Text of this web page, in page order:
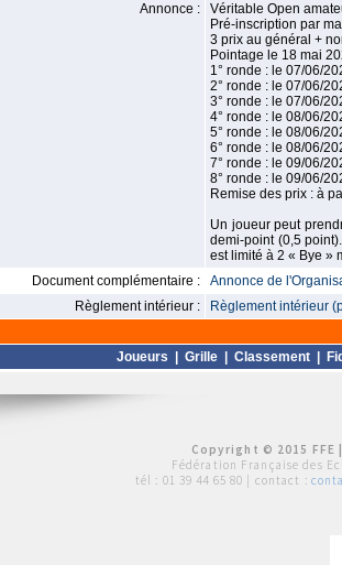
Annonce :
Véritable Open
Pré-inscription par
3 prix au général +
Pointage le 18 mai
1° ronde : le 07/06/
2° ronde : le 07/06/
3° ronde : le 07/06/
4° ronde : le 08/06/
5° ronde : le 08/06/
6° ronde : le 08/06/
7° ronde : le 09/06/
8° ronde : le 09/06/
Remise des prix : à
Un joueur peut
demi-point (0,5
est limité à 2 « Bye »
Document complémentaire :
Annonce de
Règlement intérieur :
Règlement intérieur
Joueurs Grille Classement
Copyright © 2015 FFE
Fédération Française des
tél : 01 39 44 65 80 | contact :